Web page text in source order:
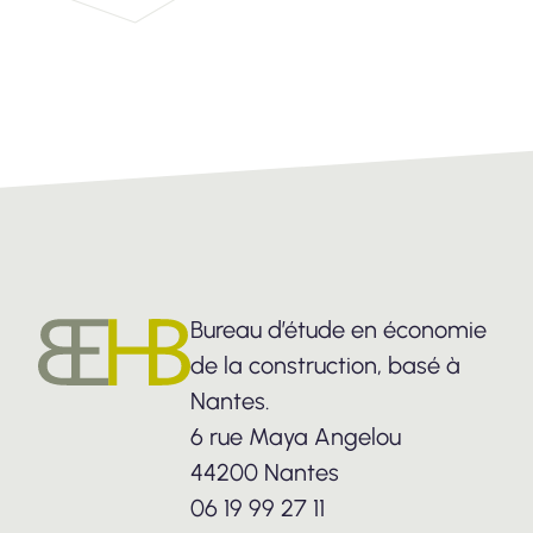
Bureau d’étude en économie
de la construction, basé à
Nantes.
6 rue Maya Angelou
44200 Nantes
06 19 99 27 11